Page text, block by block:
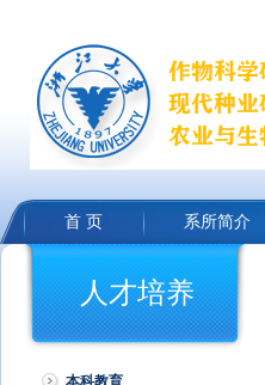
首 页 系所简介
人才培养
本科教育